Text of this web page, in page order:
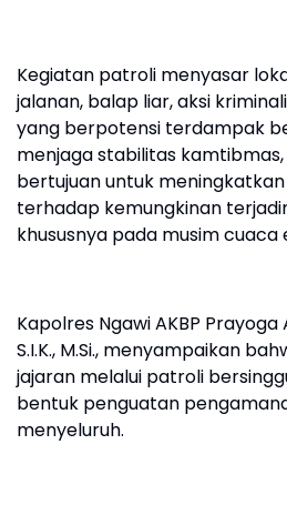
Kegiatan patroli menyasar
jalanan, balap liar, aksi
yang berpotensi terdampak
menjaga stabilitas
bertujuan untuk
terhadap kemungkinan
khususnya pada musim cuaca
Kapolres Ngawi AKBP
S.I.K., M.Si., menyampaikan
jajaran melalui patroli
bentuk penguatan
menyeluruh.